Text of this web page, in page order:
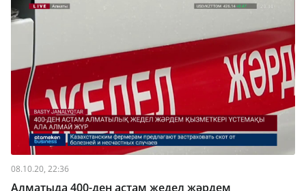
08.10.20, 22:36
Алматыда 400-ден астам жедел жәрдем